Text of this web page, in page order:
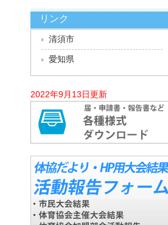
リンク
清須市
愛知県
2022年9月13日更新